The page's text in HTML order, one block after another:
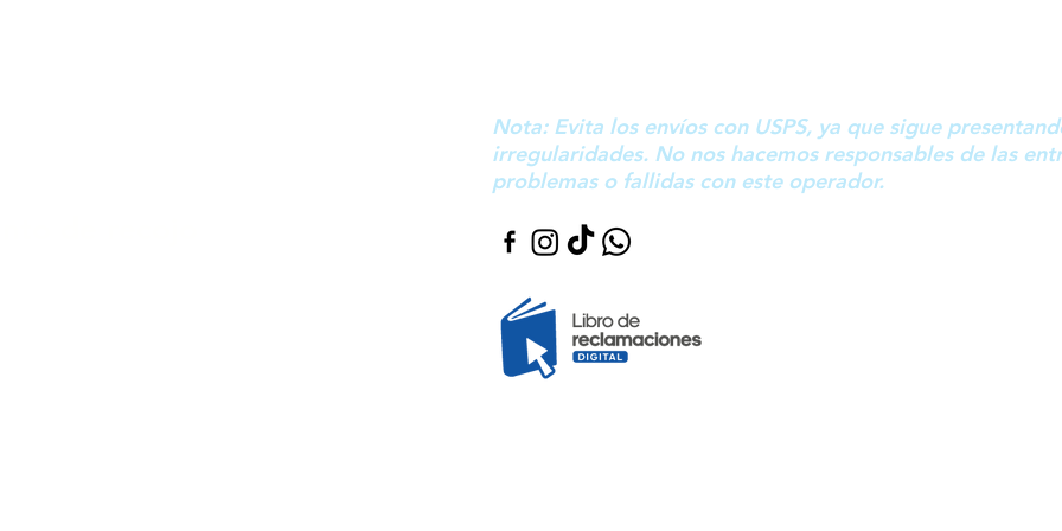
Nota: Evita los envíos con USPS, ya que sigue
irregularidades. No nos hacemos responsables de las
problemas o fallidas con este operador.